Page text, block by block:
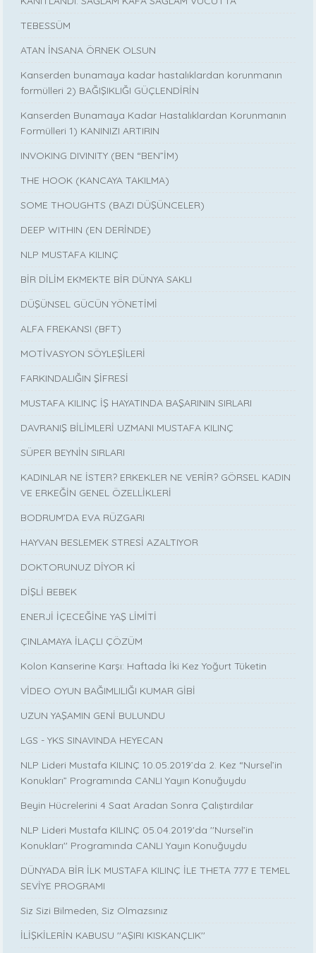
TEBESSÜM
ATAN İNSANA ÖRNEK OLSUN
Kanserden bunamaya kadar hastalıklardan korunmanın
formülleri 2) BAĞIŞIKLIĞI GÜÇLENDİRİN
Kanserden Bunamaya Kadar Hastalıklardan Korunmanın
Formülleri 1) KANINIZI ARTIRIN
INVOKING DIVINITY (BEN “BEN”İM)
THE HOOK (KANCAYA TAKILMA)
SOME THOUGHTS (BAZI DÜŞÜNCELER)
DEEP WITHIN (EN DERİNDE)
NLP MUSTAFA KILINÇ
BİR DİLİM EKMEKTE BİR DÜNYA SAKLI
DÜŞÜNSEL GÜCÜN YÖNETİMİ
ALFA FREKANSI (BFT)
MOTİVASYON SÖYLEŞİLERİ
FARKINDALIĞIN ŞİFRESİ
MUSTAFA KILINÇ İŞ HAYATINDA BAŞARININ SIRLARI
DAVRANIŞ BİLİMLERİ UZMANI MUSTAFA KILINÇ
SÜPER BEYNİN SIRLARI
KADINLAR NE İSTER? ERKEKLER NE VERİR? GÖRSEL KADIN
VE ERKEĞİN GENEL ÖZELLİKLERİ
BODRUM’DA EVA RÜZGARI
HAYVAN BESLEMEK STRESİ AZALTIYOR
DOKTORUNUZ DİYOR Kİ
DİŞLİ BEBEK
ENERJİ İÇECEĞİNE YAŞ LİMİTİ
ÇINLAMAYA İLAÇLI ÇÖZÜM
Kolon Kanserine Karşı: Haftada İki Kez Yoğurt Tüketin
VİDEO OYUN BAĞIMLILIĞI KUMAR GİBİ
UZUN YAŞAMIN GENİ BULUNDU
LGS - YKS SINAVINDA HEYECAN
NLP Lideri Mustafa KILINÇ 10.05.2019’da 2. Kez “Nursel’in
Konukları” Programında CANLI Yayın Konuğuydu
Beyin Hücrelerini 4 Saat Aradan Sonra Çalıştırdılar
NLP Lideri Mustafa KILINÇ 05.04.2019'da ''Nursel’in
Konukları'' Programında CANLI Yayın Konuğuydu
DÜNYADA BİR İLK MUSTAFA KILINÇ İLE THETA 777 E TEMEL
SEVİYE PROGRAMI
Siz Sizi Bilmeden, Siz Olmazsınız
İLİŞKİLERİN KABUSU ''AŞIRI KISKANÇLIK''